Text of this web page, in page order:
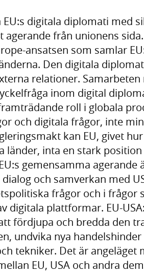
digitala diplomati med
från unionens
ansatsen som samlar
Den digitala
relationer. Samarbeten
inom digital
roll i globala
och digitala frågor, inte
kan EU, givet
länder, inta en stark
gemensamma agerande
och samverkan med
frågor och i frågor
digitala plattformar. EU-
fördjupa och bredda den
undvika nya handelshinder
tekniker. Det är angeläget
EU, USA och andra